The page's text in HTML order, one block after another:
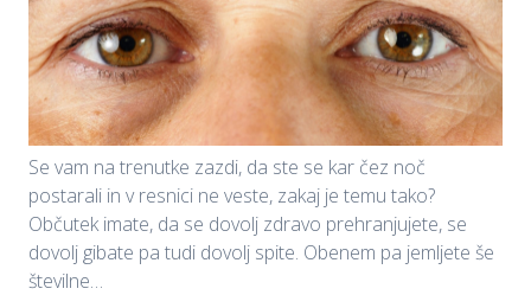
Se vam na trenutke zazdi, da ste se kar čez noč
postarali in v resnici ne veste, zakaj je temu tako?
Občutek imate, da se dovolj zdravo prehranjujete, se
dovolj gibate pa tudi dovolj spite. Obenem pa jemljete še
številne…